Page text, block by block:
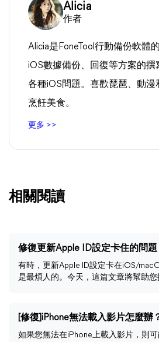
Alicia
作者
Alicia是FoneTool行動備份軟體
iOS數據備份、回復等方案的撰
各種iOS問題。喜歡琵琶、動漫
烹飪美食。
更多 >>
相關閱讀
修復更新Apple ID設定卡住的問題
有時，更新Apple ID設定卡在iOS/
是最煩人的。今天，這篇文章將幫助您
[修復]iPhone無法載入影片怎麼辦
如果您無法在iPhone上載入影片，則